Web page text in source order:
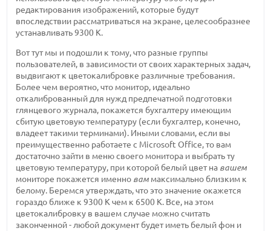
редактирования изображений, которые будут
впоследствии рассматриваться на экране, целесообразнее
устанавливать 9300 К.
Вот тут мы и подошли к тому, что разные группы
пользователей, в зависимости от своих характерных задач,
выдвигают к цветокалибровке различные требования.
Более чем вероятно, что монитор, идеально
откалиброванный для нужд предпечатной подготовки
глянцевого журнала, покажется бухгалтеру имеющим
сбитую цветовую температуру (если бухгалтер, конечно,
владеет такими терминами). Иными словами, если вы
преимущественно работаете с Microsoft Office, то вам
достаточно зайти в меню своего монитора и выбрать ту
цветовую температуру, при которой белый цвет на вашем
мониторе покажется именно вам максимально близким к
белому. Беремся утверждать, что это значение окажется
гораздо ближе к 9300 К чем к 6500 К. Все, на этом
цветокалибровку в вашем случае можно считать
законченной - любой документ будет иметь белый фон и